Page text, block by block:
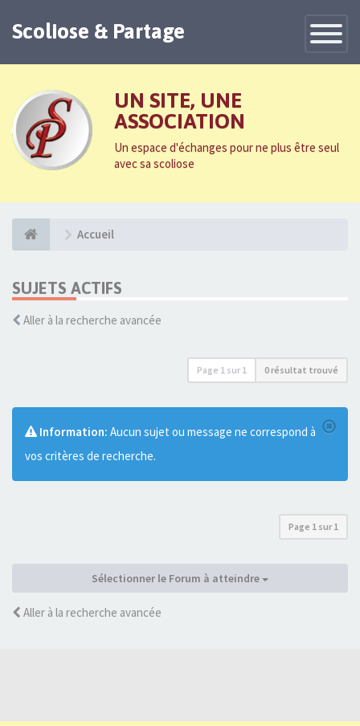
Toggle
Scoliose & Partage
UN SITE, UNE
ASSOCIATION
Un espace d'échanges pour ne plus être seul
avec sa scoliose
Accueil
SUJETS ACTIFS
Aller à la recherche avancée
Page 1 sur 1 0 résultat trouvé
Information: Aucun sujet ou message ne correspond à
vos critères de recherche.
Page 1 sur1
Sélectionner le Forum à atteindre
Aller à la recherche avancée